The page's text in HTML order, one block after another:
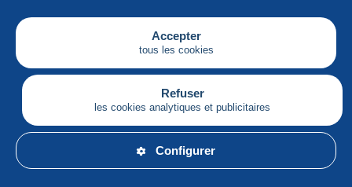
Accepter
tous les cookies
Refuser
les cookies analytiques et publicitaires
Configurer
Société
Services
Articles
Français